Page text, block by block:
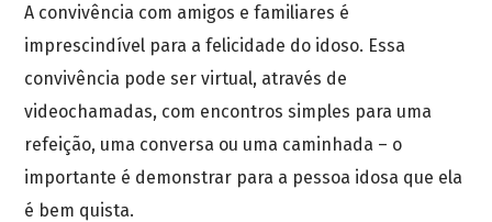
A convivência com amigos e familiares é
imprescindível para a felicidade do idoso. Essa
convivência pode ser virtual, através de
videochamadas, com encontros simples para uma
refeição, uma conversa ou uma caminhada – o
importante é demonstrar para a pessoa idosa que ela
é bem quista.